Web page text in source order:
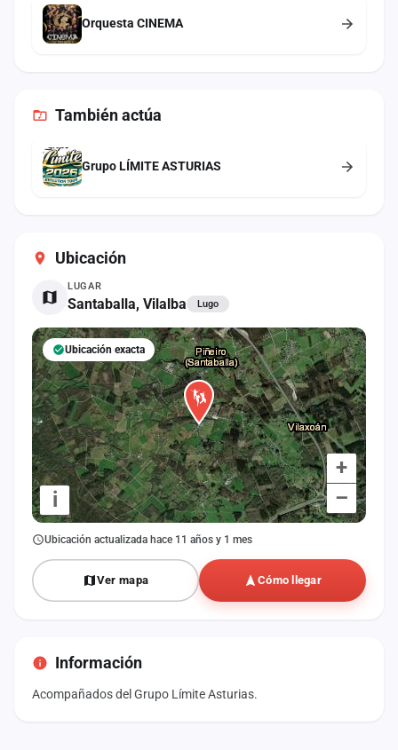
Ubicación
LUGAR
Santaballa, Vilalba Lugo
+
–
i
Ubicación exacta
Ubicación actualizada hace 11 años y 1 mes
Ver mapa Cómo llegar
Información
Acompañados del Grupo Límite Asturias.
Orquesta CINEMA
Tambiénactúa
Grupo LÍMITE ASTURIAS